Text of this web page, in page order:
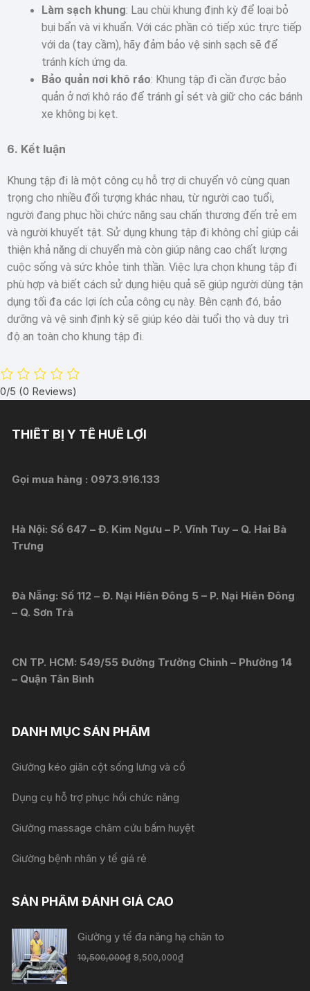
Làm sạch khung: Lau chùi khung định kỳ để loại bỏ
bụi bẩn và vi khuẩn. Với các phần có tiếp xúc trực tiếp
với da (tay cầm), hãy đảm bảo vệ sinh sạch sẽ để
tránh kích ứng da.
Bảo quản nơi khô ráo: Khung tập đi cần được bảo
quản ở nơi khô ráo để tránh gỉ sét và giữ cho các bánh
xe không bị kẹt.
6. Kết luận
Khung tập đi là một công cụ hỗ trợ di chuyển vô cùng quan
trọng cho nhiều đối tượng khác nhau, từ người cao tuổi,
người đang phục hồi chức năng sau chấn thương đến trẻ em
và người khuyết tật. Sử dụng khung tập đi không chỉ giúp cải
thiện khả năng di chuyển mà còn giúp nâng cao chất lượng
cuộc sống và sức khỏe tinh thần. Việc lựa chọn khung tập đi
phù hợp và biết cách sử dụng hiệu quả sẽ giúp người dùng tận
dụng tối đa các lợi ích của công cụ này. Bên cạnh đó, bảo
dưỡng và vệ sinh định kỳ sẽ giúp kéo dài tuổi thọ và duy trì
độ an toàn cho khung tập đi.
0/5 (0 Reviews)
THIẾT BỊ Y TẾ HUÊ LỢI
Gọi mua hàng : 0973.916.133
Hà Nội: Số 647 – Đ. Kim Ngưu – P. Vĩnh Tuy – Q. Hai Bà
Trưng
Đà Nẵng: Số 112 – Đ. Nại Hiên Đông 5 – P. Nại Hiên Đông
– Q. Sơn Trà
CN TP. HCM: 549/55 Đường Trường Chinh – Phường 14
– Quận Tân Bình
DANH MỤC SẢN PHẨM
Giường kéo giãn cột sống lưng và cổ
Dụng cụ hỗ trợ phục hồi chức năng
Giường massage châm cứu bấm huyệt
Giường bệnh nhân y tế giá rẻ
SẢN PHẨM ĐÁNH GIÁ CAO
Giường y tế đa năng hạ chân to
10,500,000₫ 8,500,000₫